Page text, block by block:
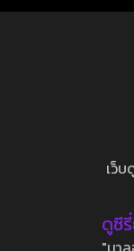
เว็
ดูซี